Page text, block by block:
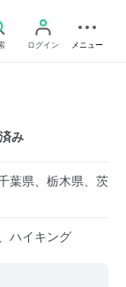
ログイン メニュー
み
葉県、栃木県、茨
ハイキング